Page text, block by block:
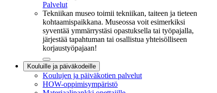
Palvelut
Tekniikan museo toimii tekniikan, taiteen ja tieteen
kohtaamispaikkana. Museossa voit esimerkiksi
syventää ymmärrystäsi opastuksella tai työpajalla,
järjestää tapahtuman tai osallistua yhteisölliseen
korjaustyöpajaan!
Sulje
alavalikko
Kouluille ja päiväkodeille
Koulujen ja päiväkotien palvelut
HOW-oppimisympäristö